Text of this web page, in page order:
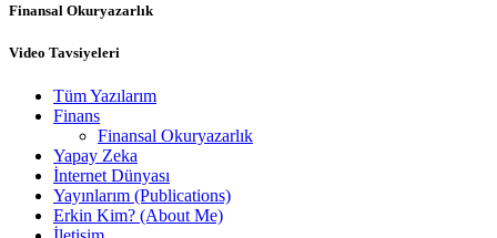
Finansal Okuryazarlık
Video Tavsiyeleri
Tüm Yazılarım
Finans
Finansal Okuryazarlık
Yapay Zeka
İnternet Dünyası
Yayınlarım (Publications)
Erkin Kim? (About Me)